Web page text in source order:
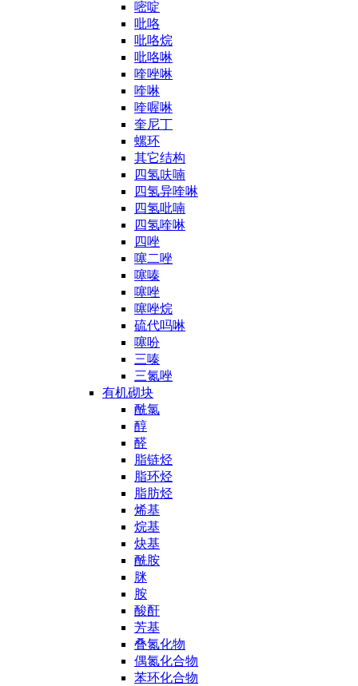
嘧啶
吡咯
吡咯烷
吡咯啉
喹唑啉
喹啉
喹喔啉
奎尼丁
螺环
其它结构
四氢呋喃
四氢异喹啉
四氢吡喃
四氢喹啉
四唑
噻二唑
噻嗪
噻唑
噻唑烷
硫代吗啉
噻吩
三嗪
三氮唑
有机砌块
酰氯
醇
醛
脂链烃
脂环烃
脂肪烃
烯基
烷基
炔基
酰胺
脒
胺
酸酐
芳基
叠氮化物
偶氮化合物
苯环化合物